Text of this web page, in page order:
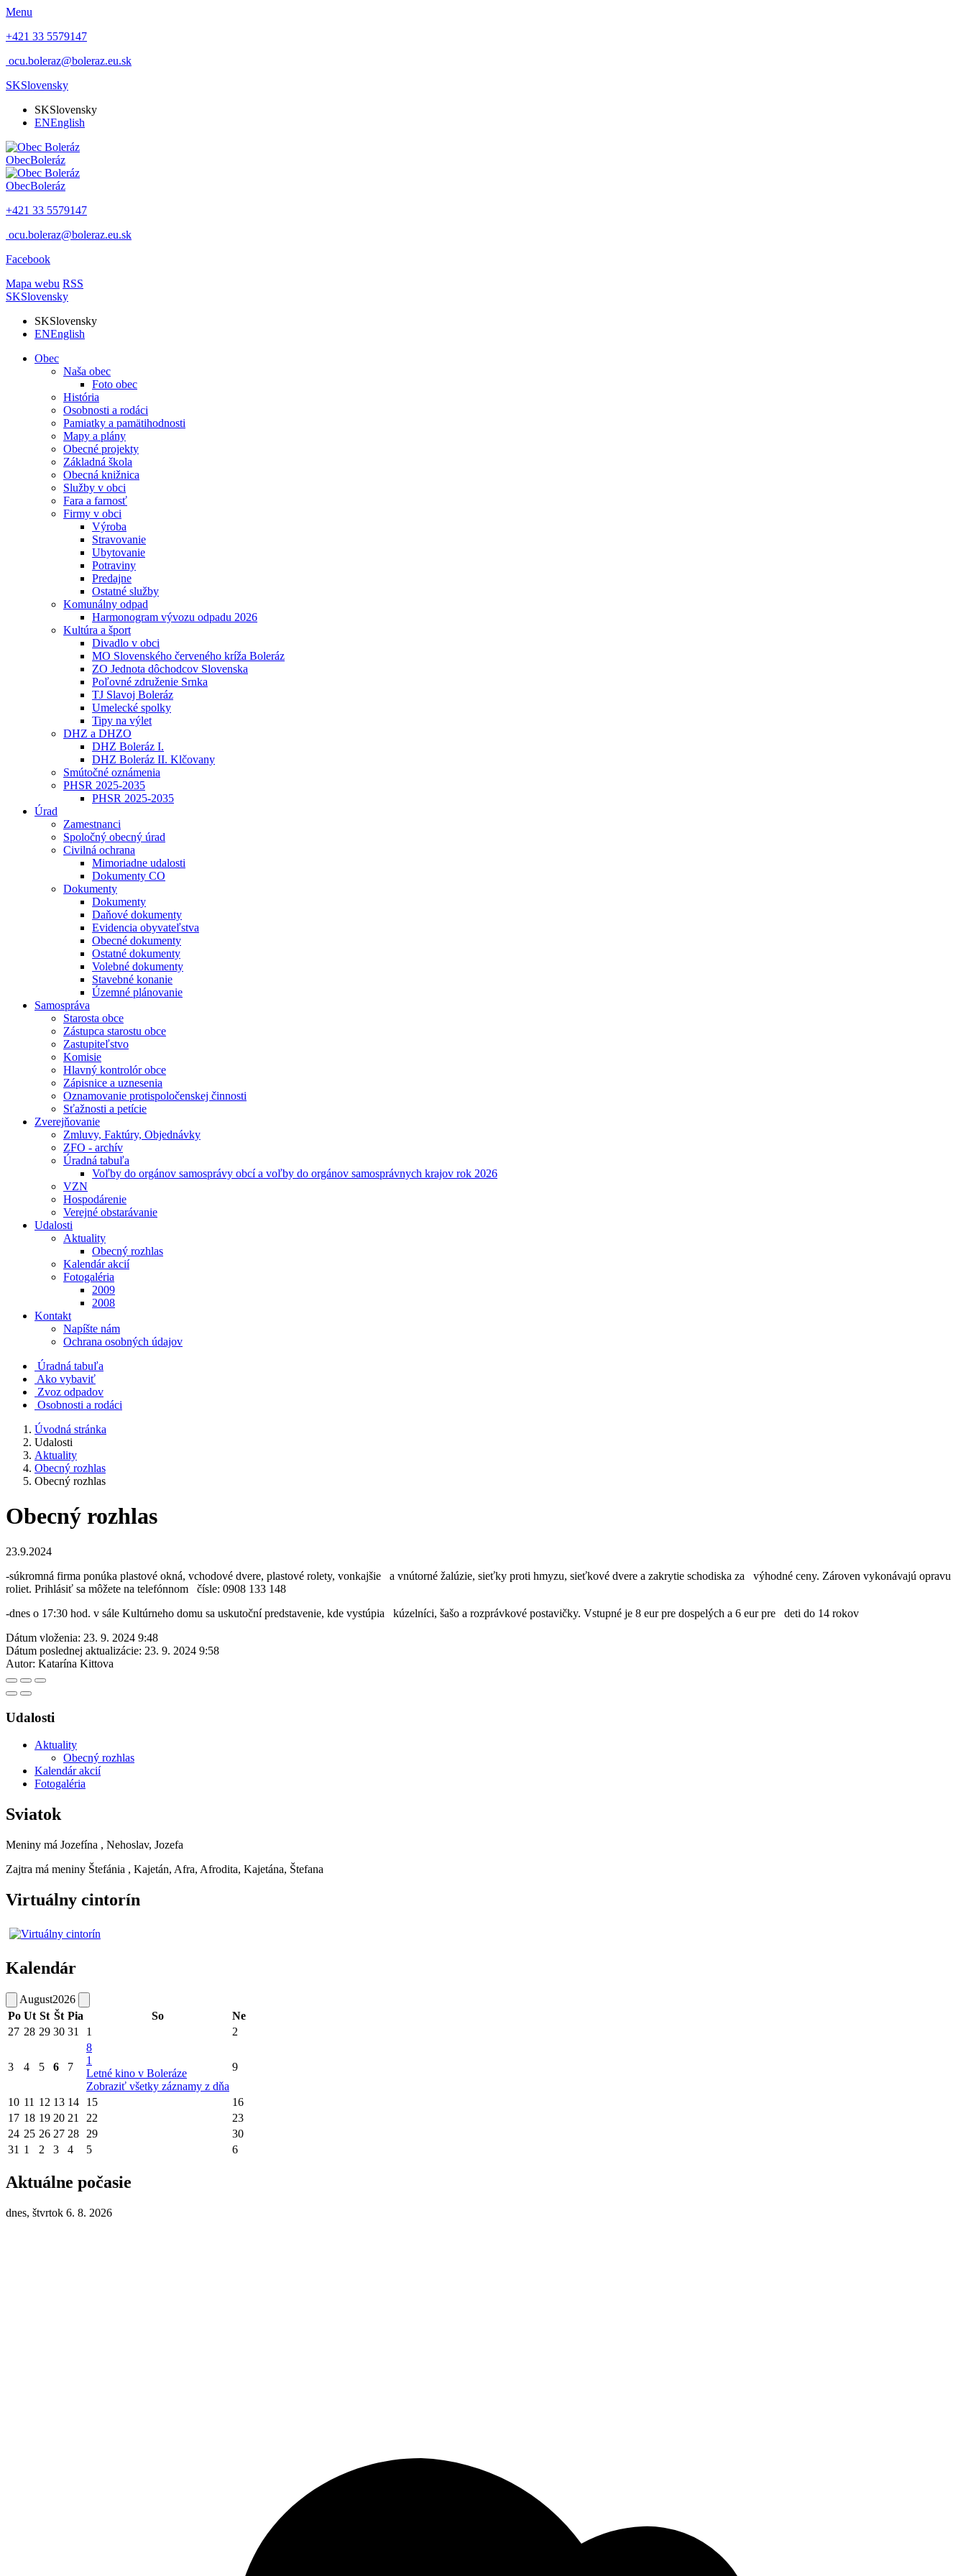
Menu
+421 33 5579147
ocu.boleraz@boleraz.eu.sk
SKSlovensky
SKSlovensky
ENEnglish
ObecBoleráz
ObecBoleráz
+421 33 5579147
ocu.boleraz@boleraz.eu.sk
Facebook
Mapa webu RSS
SKSlovensky
SKSlovensky
ENEnglish
Obec
Naša obec
Foto obec
História
Osobnosti a rodáci
Pamiatky a pamätihodnosti
Mapy a plány
Obecné projekty
Základná škola
Obecná knižnica
Služby v obci
Fara a farnosť
Firmy v obci
Výroba
Stravovanie
Ubytovanie
Potraviny
Predajne
Ostatné služby
Komunálny odpad
Harmonogram vývozu odpadu 2026
Kultúra a šport
Divadlo v obci
MO Slovenského červeného kríža Boleráz
ZO Jednota dôchodcov Slovenska
Poľovné združenie Srnka
TJ Slavoj Boleráz
Umelecké spolky
Tipy na výlet
DHZ a DHZO
DHZ Boleráz I.
DHZ Boleráz II. Klčovany
Smútočné oznámenia
PHSR 2025-2035
PHSR 2025-2035
Úrad
Zamestnanci
Spoločný obecný úrad
Civilná ochrana
Mimoriadne udalosti
Dokumenty CO
Dokumenty
Dokumenty
Daňové dokumenty
Evidencia obyvateľstva
Obecné dokumenty
Ostatné dokumenty
Volebné dokumenty
Stavebné konanie
Územné plánovanie
Samospráva
Starosta obce
Zástupca starostu obce
Zastupiteľstvo
Komisie
Hlavný kontrolór obce
Zápisnice a uznesenia
Oznamovanie protispoločenskej činnosti
Sťažnosti a petície
Zverejňovanie
Zmluvy, Faktúry, Objednávky
ZFO - archív
Úradná tabuľa
Voľby do orgánov samosprávy obcí a voľby do orgánov samosprávnych krajov rok 2026
VZN
Hospodárenie
Verejné obstarávanie
Udalosti
Aktuality
Obecný rozhlas
Kalendár akcií
Fotogaléria
2009
2008
Kontakt
Napíšte nám
Ochrana osobných údajov
Úradná tabuľa
Ako vybaviť
Zvoz odpadov
Osobnosti a rodáci
Úvodná stránka
Udalosti
Aktuality
Obecný rozhlas
Obecný rozhlas
Obecný rozhlas
23.9.2024
-súkromná firma ponúka plastové okná, vchodové dvere, plastové rolety, vonkajšie a vnútorné žalúzie, sieťky proti hmyzu, sieťkové dvere a zakrytie schodiska za výhodné ceny. Zároven vykonávajú opravu
roliet. Prihlásiť sa môžete na telefónnom čísle: 0908 133 148
-dnes o 17:30 hod. v sále Kultúrneho domu sa uskutoční predstavenie, kde vystúpia kúzelníci, šašo a rozprávkové postavičky. Vstupné je 8 eur pre dospelých a 6 eur pre deti do 14 rokov
Dátum vloženia: 23. 9. 2024 9:48
Dátum poslednej aktualizácie: 23. 9. 2024 9:58
Autor: Katarína Kittova
Udalosti
Aktuality
Obecný rozhlas
Kalendár akcií
Fotogaléria
Sviatok
Meniny má Jozefína , Nehoslav, Jozefa
Zajtra má meniny Štefánia , Kajetán, Afra, Afrodita, Kajetána, Štefana
Virtuálny cintorín
Kalendár
August2026
Po Ut St Št Pia So
Ne
27 28 29 30 31 1 2
3 4 5 6 7
8
1
Letné kino v Boleráze
Zobraziť všetky záznamy z dňa
9
10 11 12 13 14 15
16
17 18 19 20 21 22
23
24 25 26 27 28 29
30
31 1 2 3 4 5 6
Aktuálne počasie
dnes, štvrtok 6. 8. 2026